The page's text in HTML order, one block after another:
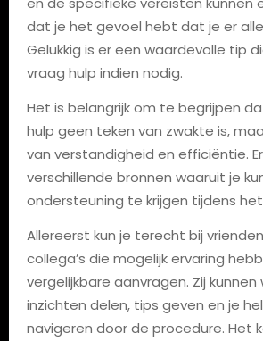
dat je het gevoel hebt dat je er
Gelukkig is er een waardevolle tip
vraag hulp indien nodig.
Het is belangrijk om te begrijpen
hulp geen teken van zwakte is,
van verstandigheid en efficiëntie.
verschillende bronnen waaruit je
ondersteuning te krijgen tijdens
Allereerst kun je terecht bij
collega’s die mogelijk ervaring
vergelijkbare aanvragen. Zij
inzichten delen, tips geven en je
navigeren door de procedure. Het